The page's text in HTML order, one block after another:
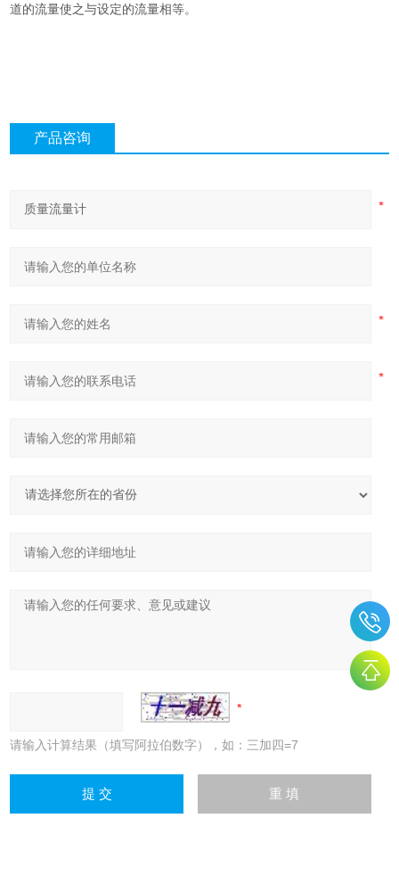
道的流量使之与设定的流量相等。
产品咨询
请输入计算结果（填写阿拉伯数字），如：三加四=7